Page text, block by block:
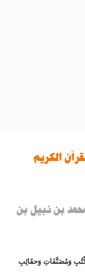
الكريم
محمد بن نبيل بن
وَمُصَنَّفَاتِ وَحقَائِبِ